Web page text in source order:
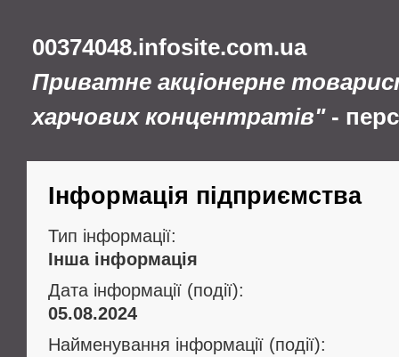
00374048.infosite.com.ua
Приватне акціонерне
харчових концентратів"-
Інформація підприємства
Тип інформації:
Інша інформація
Дата інформації (події):
05.08.2024
Найменування інформації (події):